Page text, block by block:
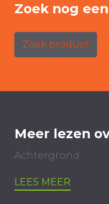
Zoek nog
Zoek product
Meer lezen
Achtergrond
LEES MEER